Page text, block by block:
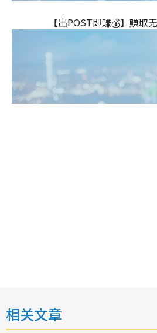
【出POST即赚💰】赚取
相关文章